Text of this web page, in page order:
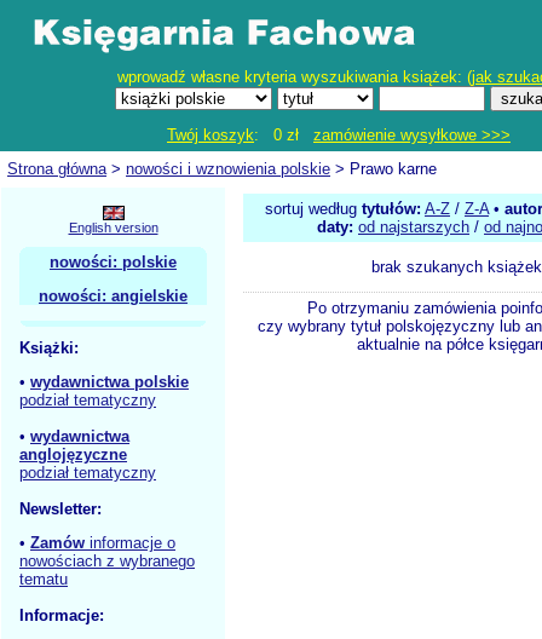
wprowadź własne kryteria wyszukiwania książek: (jak
Twój koszyk: 0 zł zamówienie wysyłkowe >>>
Strona główna> nowości i wznowienia polskie > Prawo karne
English version
nowości: polskie
nowości: angielskie
Książki:
• wydawnictwa polskie
podział tematyczny
• wydawnictwa
anglojęzyczne
podział tematyczny
Newsletter:
• Zamów informacje o
nowościach z wybranego
tematu
Informacje:
sortuj według tytułów: A-Z / Z-A•
daty: od najstarszych / od
brak szukanych książek
Po otrzymaniu zamówienia
czy wybrany tytuł polskojęzyczny lub
aktualnie na półce